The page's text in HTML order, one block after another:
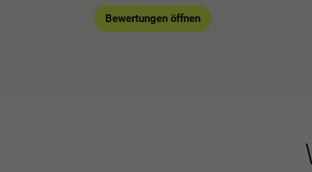
Bewertungen öffnen